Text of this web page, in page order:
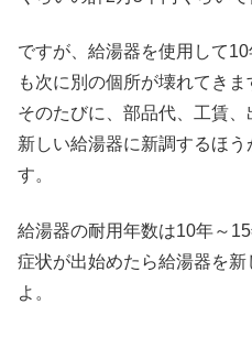
ですが、給湯器を使用して
も次に別の個所が壊れてきま
そのたびに、部品代、工賃
新しい給湯器に新調するほ
す。
給湯器の耐用年数は10年～
症状が出始めたら給湯器を
よ。